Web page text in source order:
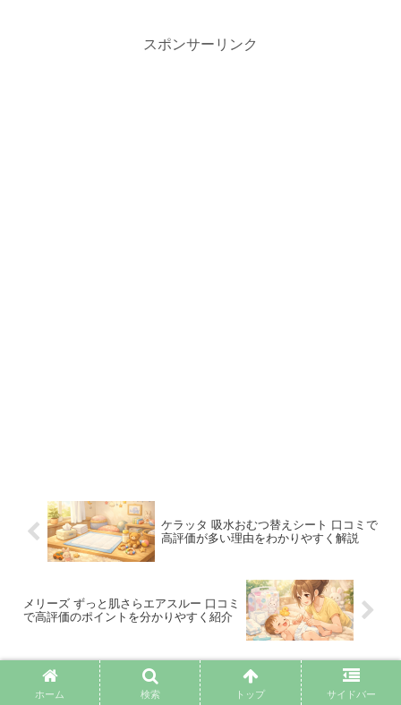
スポンサーリンク
ケラッタ 吸水おむつ替えシート 口コミで
高評価が多い理由をわかりやすく解説
メリーズ ずっと肌さらエアスルー 口コミ
で高評価のポイントを分かりやすく紹介
コメント
ホーム 検索 トップ サイドバー